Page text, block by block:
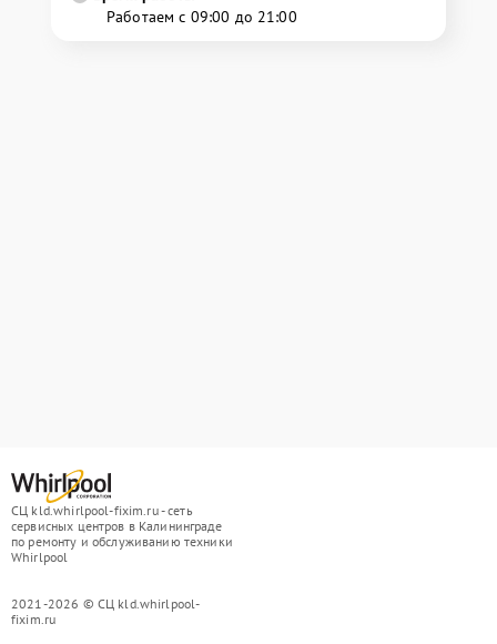
Работаем с 09:00 до 21:00
СЦ kld.whirlpool-fixim.ru - сеть
сервисных центров в Калининграде
по ремонту и обслуживанию техники
Whirlpool
2021-2026 © СЦ kld.whirlpool-
fixim.ru